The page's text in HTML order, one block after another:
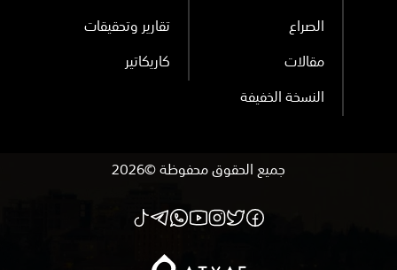
الصراع تقارير وتحقيقات
مقالات كاريكاتير
النسخة الخفيفة
جميع الحقوق محفوظة ©2026